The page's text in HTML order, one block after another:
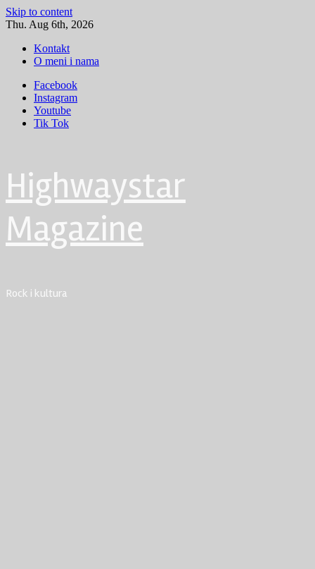
Skip to content
Thu. Aug 6th, 2026
Kontakt
O meni i nama
Facebook
Instagram
Youtube
Tik Tok
Highwaystar
Magazine
Rock i kultura